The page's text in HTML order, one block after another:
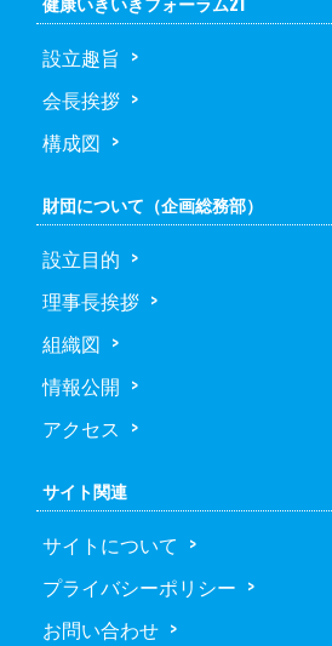
設立趣旨
会長挨拶
構成図
財団について（企画総務部）
設立目的
理事長挨拶
組織図
情報公開
アクセス
サイト関連
サイトについて
プライバシーポリシー
お問い合わせ